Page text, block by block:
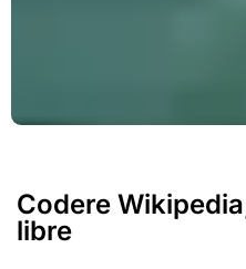
Codere
libre